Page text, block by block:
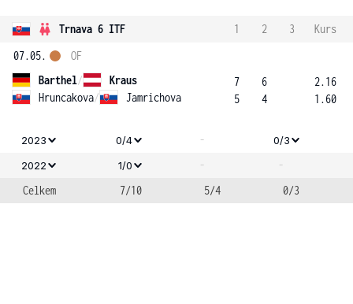
Trnava 6 ITF 1 2 3
Kurs
07.05.
Barthel/
Kraus
Hruncakova/ Jamrichova
OF
7
5
6
4
2.16
1.60
2023 0/4 -
0/3
2022
1/0 -
-
Celkem
7/10 5/4 0/3